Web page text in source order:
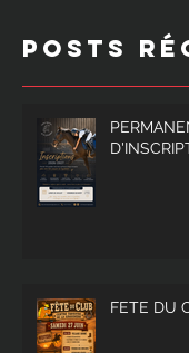
Posts
FETE DU